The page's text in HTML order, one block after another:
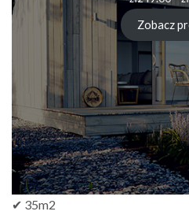
Zobacz
✔ 35m2